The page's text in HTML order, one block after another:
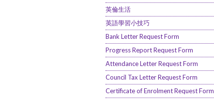
英倫生活
英語學習小技巧
Bank Letter Request Form
Progress Report Request Form
Attendance Letter Request Form
Council Tax Letter Request Form
Certificate of Enrolment Request Form